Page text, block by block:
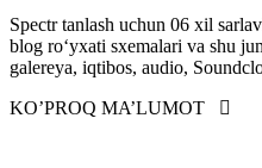
Spectr tanlash uchun 06 xil
blog roʻyxati sxemalari va shu
galereya, iqtibos, audio,
KO’PROQ MA’LUMOT